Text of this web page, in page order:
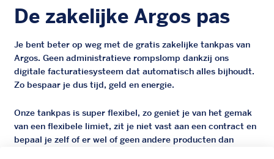
De zakelijke Argos pas
Je bent beter op weg met de gratis zakelijke tankpas van
Argos. Geen administratieve rompslomp dankzij ons
digitale facturatiesysteem dat automatisch alles bijhoudt.
Zo bespaar je dus tijd, geld en energie.
Onze tankpas is super flexibel, zo geniet je van het gemak
van een flexibele limiet, zit je niet vast aan een contract en
bepaal je zelf of er wel of geen andere producten dan